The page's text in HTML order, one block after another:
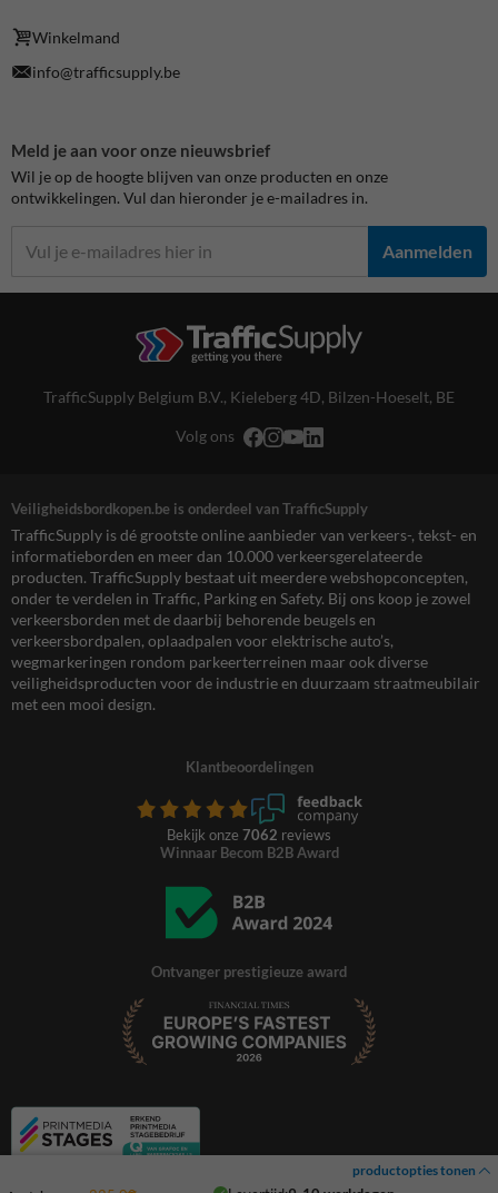
productopties tonen
Winkelmand
info@trafficsupply.be
Meld je aan voor onze nieuwsbrief
Wil je op de hoogte blijven van onze producten en onze
ontwikkelingen. Vul dan hieronder je e-mailadres in.
Aanmelden
TrafficSupply Belgium B.V., Kieleberg 4D, Bilzen-Hoeselt, BE
Volg ons
Veiligheidsbordkopen.be is onderdeel van TrafficSupply
TrafficSupply is dé grootste online aanbieder van verkeers-, tekst- en
informatieborden en meer dan 10.000 verkeersgerelateerde
producten. TrafficSupply bestaat uit meerdere webshopconcepten,
onder te verdelen in Traffic, Parking en Safety. Bij ons koop je zowel
verkeersborden met de daarbij behorende beugels en
verkeersbordpalen, oplaadpalen voor elektrische auto’s,
wegmarkeringen rondom parkeerterreinen maar ook diverse
veiligheidsproducten voor de industrie en duurzaam straatmeubilair
met een mooi design.
Klantbeoordelingen
Bekijk onze 7062 reviews
Winnaar Becom B2B Award
Ontvanger prestigieuze award